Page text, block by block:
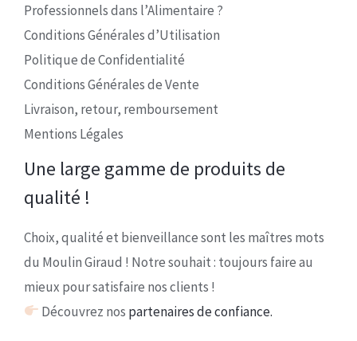
Professionnels dans l’Alimentaire ?
Conditions Générales d’Utilisation
Politique de Confidentialité
Conditions Générales de Vente
Livraison, retour, remboursement
Mentions Légales
Une large gamme de produits de
qualité !
Choix, qualité et bienveillance sont les maîtres mots
du Moulin Giraud ! Notre souhait : toujours faire au
mieux pour satisfaire nos clients !
Découvrez nos partenaires de confiance.